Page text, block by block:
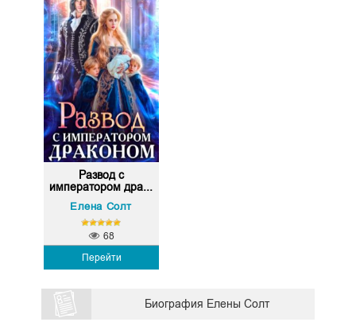
Развод с
императором дра...
Елена Солт
Перейти
68
Биография Елены Солт